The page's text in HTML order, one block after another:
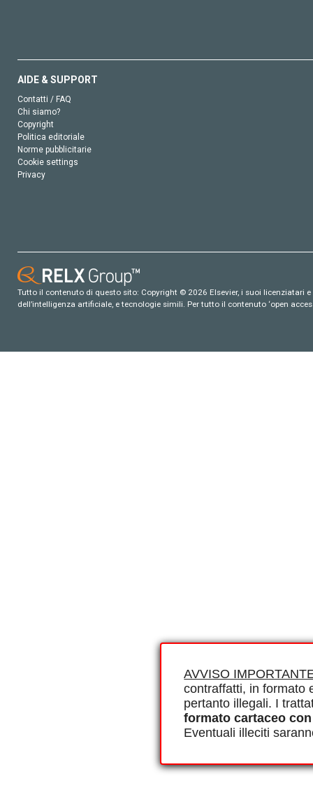
AVVISO
contraffatti, in formato
pertanto illegali. I
formato cartaceo
Eventuali illeciti
AIDE & SUPPORT
Contatti / FAQ
Chi siamo?
Copyright
Politica editoriale
Norme pubblicitarie
Cookie settings
Privacy
Tutto il contenuto di questo sito: Copyright © 2026 Elsevier, i suoi
dell’intelligenza artificiale, e tecnologie simili. Per tutto il contenuto ‘open